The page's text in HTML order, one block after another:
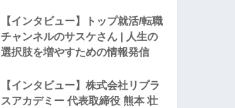
【インタビュー】トップ就活/転職
チャンネルのサスケさん | 人生の
選択肢を増やすための情報発信
【インタビュー】株式会社リプラ
スアカデミー 代表取締役 ​熊本 壮